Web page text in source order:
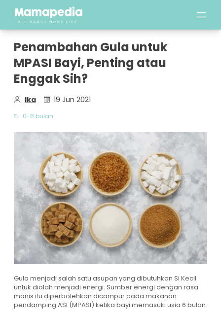
Penambahan Gula untuk
MPASI Bayi, Penting atau
Enggak Sih?
Ika 19 Jun 2021
0-6 bulan
Gula menjadi salah satu asupan yang dibutuhkan Si Kecil
untuk diolah menjadi energi. Sumber energi dengan rasa
manis itu diperbolehkan dicampur pada makanan
pendamping ASI (MPASI) ketika bayi memasuki usia 6 bulan.